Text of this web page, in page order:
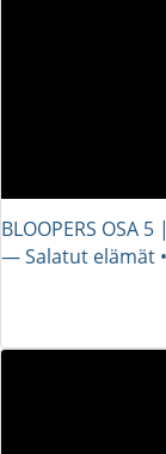
BLOOPERS OSA
― Salatut elämät